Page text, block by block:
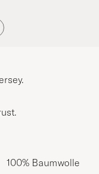
100% Baumwolle